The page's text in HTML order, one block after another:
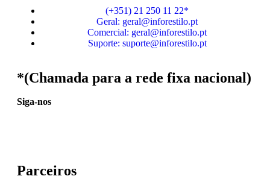
(+351) 21 250 11 22*
Geral: geral@inforestilo.pt
Comercial: geral@inforestilo.pt
Suporte: suporte@inforestilo.pt
*(Chamada para a rede fixa nacional)
Siga-nos
Parceiros